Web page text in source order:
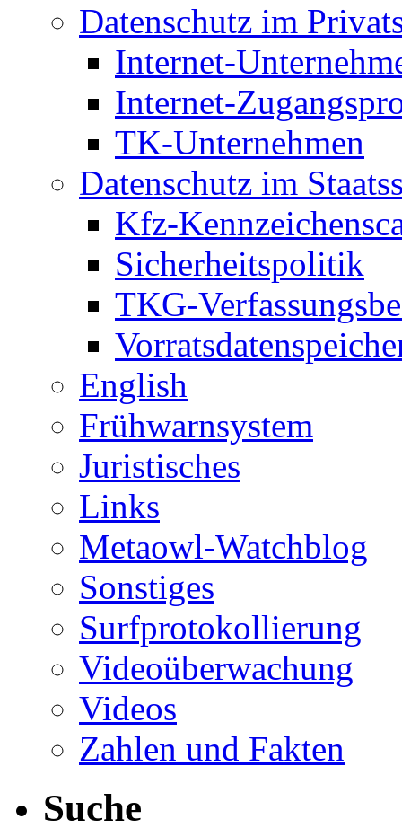
Datenschutz im
Internet-
Internet-
TK-Unternehmen
Datenschutz im
Kfz-
Sicherheitspolitik
TKG-
English
Frühwarnsystem
Juristisches
Links
Metaowl-Watchblog
Sonstiges
Surfprotokollierung
Videoüberwachung
Videos
Zahlen und Fakten
Suche